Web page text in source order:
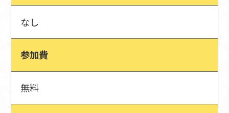
なし
参加費
無料